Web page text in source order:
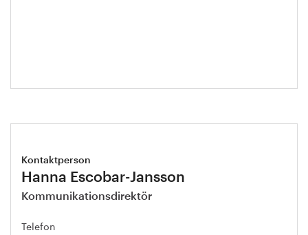
Kontaktperson
Hanna Escobar-Jansson
Kommunikationsdirektör
Telefon